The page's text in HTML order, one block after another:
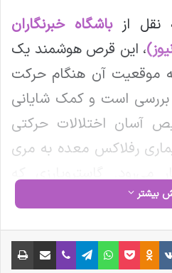
نقل ازباشگاه خبرنگاران
، این قرص هوشمند یک
موقعیت آن هنگام حرکت
بررسی است و کمک شایانی
آسان اختلالات حرکتی
رفلاکس معده به مری
می‌رود. گاستروپارزی که
نامیده می‌شود، یک اختلال
غذا و مایعات، برای
بیشتر
‫VKontakte
‫Odnoklassniki پاکت واتس آپ تلگرام وایبر اشتراک گذاری از طریق ایمیل